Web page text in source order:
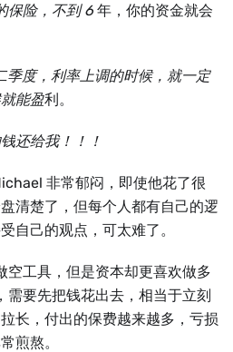
保险，不到 6 年，你的资金就会
度，利率上调的时候，就一定
能盈利。
还给我！！！
非常郁闷，即使他花了很
清楚了，但每个人都有自己的逻
自己的观点，可太难了。
空工具，但是资本却更喜欢做多
需要先把钱花出去，相当于立刻
长，付出的保费越来越多，亏损
煎熬。